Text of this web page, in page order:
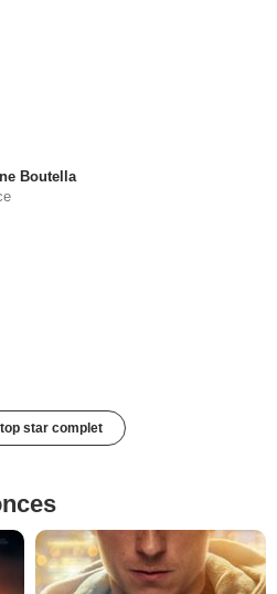
Boutella
star complet